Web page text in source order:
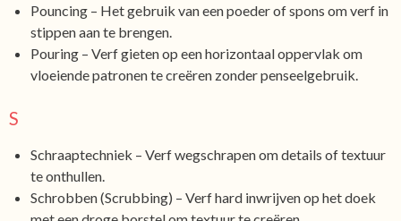
Pouncing – Het gebruik van een poeder of spons om verf in
stippen aan te brengen.
Pouring – Verf gieten op een horizontaal oppervlak om
vloeiende patronen te creëren zonder penseelgebruik.
S
Schraaptechniek – Verf wegschrapen om details of textuur
te onthullen.
Schrobben (Scrubbing) – Verf hard inwrijven op het doek